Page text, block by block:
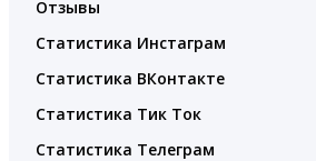
Отзывы
Статистика Инстаграм
Статистика ВКонтакте
Статистика Тик Ток
Статистика Телеграм